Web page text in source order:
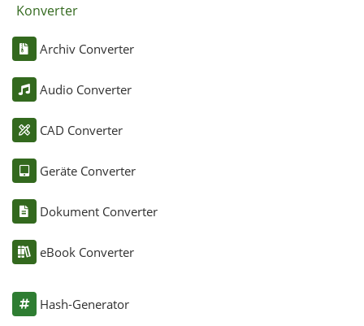
Konverter
Archiv Converter
Audio Converter
CAD Converter
Geräte Converter
Dokument Converter
eBook Converter
Hash-Generator